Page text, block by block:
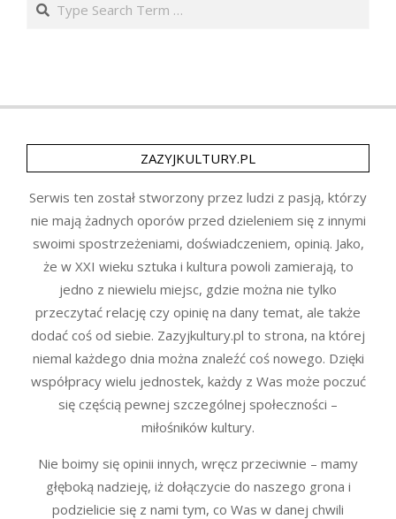
ZAZYJKULTURY.PL
Serwis ten został stworzony przez ludzi z pasją, którzy
nie mają żadnych oporów przed dzieleniem się z innymi
swoimi spostrzeżeniami, doświadczeniem, opinią. Jako,
że w XXI wieku sztuka i kultura powoli zamierają, to
jedno z niewielu miejsc, gdzie można nie tylko
przeczytać relację czy opinię na dany temat, ale także
dodać coś od siebie. Zazyjkultury.pl to strona, na której
niemal każdego dnia można znaleźć coś nowego. Dzięki
współpracy wielu jednostek, każdy z Was może poczuć
się częścią pewnej szczególnej społeczności –
miłośników kultury.
Nie boimy się opinii innych, wręcz przeciwnie – mamy
głęboką nadzieję, iż dołączycie do naszego grona i
podzielicie się z nami tym, co Was w danej chwili